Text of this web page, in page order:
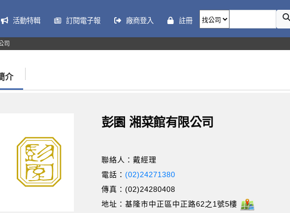
活動特輯 訂閱電子報 廠商登入 註冊
司
介
彭園 湘菜館有限公司
聯絡人：戴經理
電話： (02)24271380
傳真：(02)24280408
地址：基隆市中正區中正路62之1號5樓